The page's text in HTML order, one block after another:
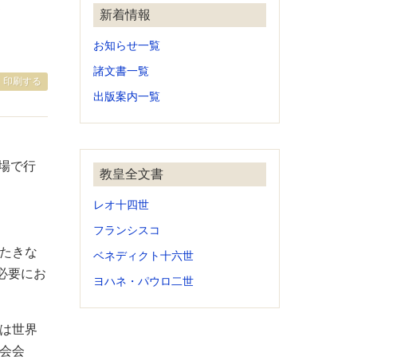
印刷する
で行
きな
要にお
世界
会
新着情報
お知らせ一覧
諸文書一覧
出版案内一覧
教皇全文書
レオ十四世
フランシスコ
ベネディクト十六世
ヨハネ・パウロ二世